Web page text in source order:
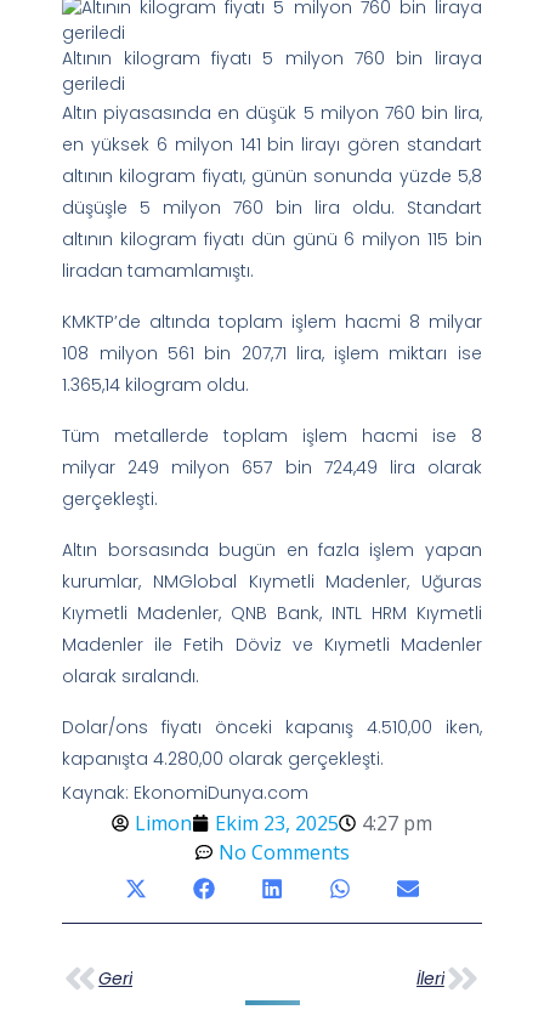
Altının kilogram fiyatı 5 milyon 760 bin liraya
geriledi
Altın piyasasında en düşük 5 milyon 760 bin lira,
en yüksek 6 milyon 141 bin lirayı gören standart
altının kilogram fiyatı, günün sonunda yüzde 5,8
düşüşle 5 milyon 760 bin lira oldu. Standart
altının kilogram fiyatı dün günü 6 milyon 115 bin
liradan tamamlamıştı.
KMKTP’de altında toplam işlem hacmi 8 milyar
108 milyon 561 bin 207,71 lira, işlem miktarı ise
1.365,14 kilogram oldu.
Tüm metallerde toplam işlem hacmi ise 8
milyar 249 milyon 657 bin 724,49 lira olarak
gerçekleşti.
Altın borsasında bugün en fazla işlem yapan
kurumlar, NMGlobal Kıymetli Madenler, Uğuras
Kıymetli Madenler, QNB Bank, INTL HRM Kıymetli
Madenler ile Fetih Döviz ve Kıymetli Madenler
olarak sıralandı.
Dolar/ons fiyatı önceki kapanış 4.510,00 iken,
kapanışta 4.280,00 olarak gerçekleşti.
Kaynak: EkonomiDunya.com
Limon Ekim 23, 2025
4:27 pm
No Comments
Geri İleri